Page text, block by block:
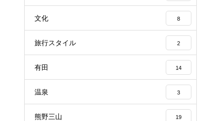
文化 8
旅行スタイル 2
有田 14
温泉 3
熊野三山 19